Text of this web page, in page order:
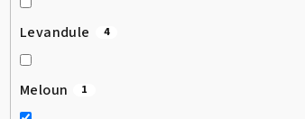
Levandule 4
Meloun 1